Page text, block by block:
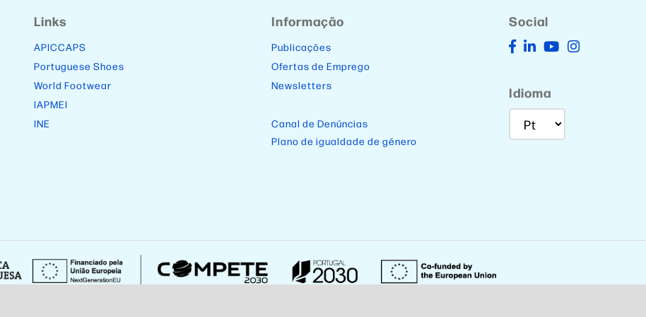
Links
APICCAPS
Portuguese Shoes
World Footwear
IAPMEI
INE
Informação
Publicações
Ofertas de Emprego
Newsletters
Canal de Denúncias
Plano de igualdade de género
Social
Idioma